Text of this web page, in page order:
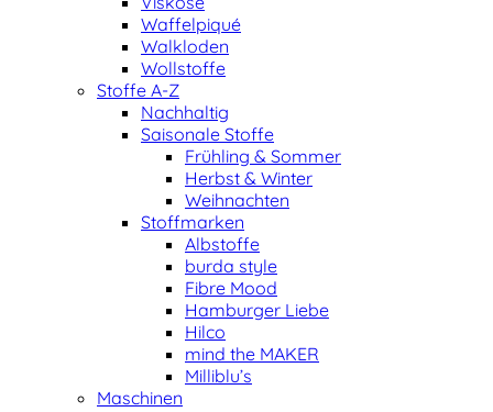
Waffelpiqué
Walkloden
Wollstoffe
Stoffe A-Z
Nachhaltig
Saisonale Stoffe
Frühling & Sommer
Herbst & Winter
Weihnachten
Stoffmarken
Albstoffe
burda style
Fibre Mood
Hamburger Liebe
Hilco
mind the MAKER
Milliblu’s
Maschinen